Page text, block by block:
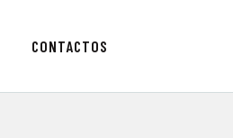
CONTACTOS